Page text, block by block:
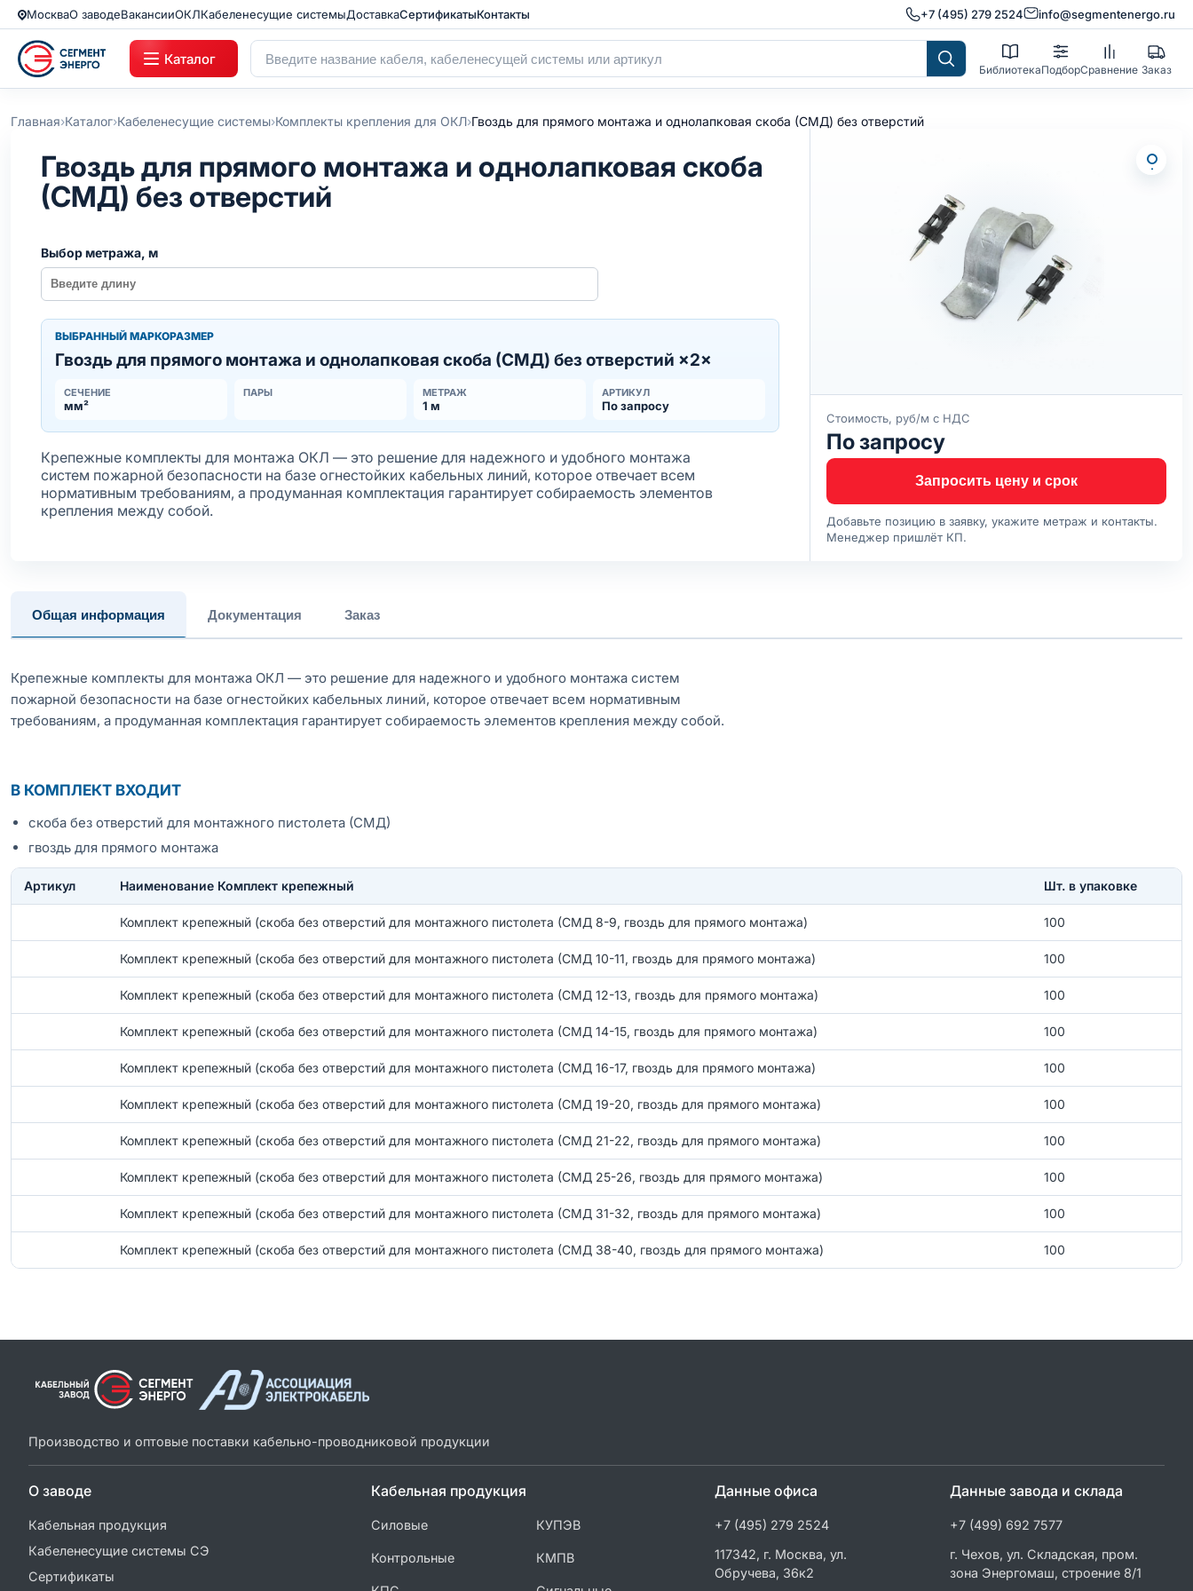
МоскваО заводеВакансииОКЛКабеленесущие системыДоставкаСертификатыКонтакты +7 (495) 279 2524 info@segmentenergo.ru
Каталог
БиблиотекаПодборСравнение Заказ
Главная›Каталог›Кабеленесущие системы›Комплекты крепления для ОКЛ›Гвоздь для прямого монтажа и однолапковая скоба (СМД) без отверстий
Гвоздь для прямого монтажа и однолапковая скоба
(СМД) без отверстий
Стоимость, руб/м с НДС
По запросу
Запросить цену и срок
Добавьте позицию в заявку, укажите метраж и контакты.
Менеджер пришлёт КП.
Выбор метража, м
ВЫБРАННЫЙ МАРКОРАЗМЕР
Гвоздь для прямого монтажа и однолапковая скоба (СМД) без отверстий ×2×
СЕЧЕНИЕ
мм²
ПАРЫ МЕТРАЖ
1 м
АРТИКУЛ
По запросу
Крепежные комплекты для монтажа ОКЛ — это решение для надежного и удобного монтажа
систем пожарной безопасности на базе огнестойких кабельных линий, которое отвечает всем
нормативным требованиям, а продуманная комплектация гарантирует собираемость элементов
крепления между собой.
Общая информация Документация Заказ
Крепежные комплекты для монтажа ОКЛ — это решение для надежного и удобного монтажа систем
пожарной безопасности на базе огнестойких кабельных линий, которое отвечает всем нормативным
требованиям, а продуманная комплектация гарантирует собираемость элементов крепления между собой.
В КОМПЛЕКТ ВХОДИТ
скоба без отверстий для монтажного пистолета (СМД)
гвоздь для прямого монтажа
Артикул Наименование Комплект крепежный Шт. в упаковке
Комплект крепежный (скоба без отверстий для монтажного пистолета (СМД 8-9, гвоздь для прямого монтажа) 100
Комплект крепежный (скоба без отверстий для монтажного пистолета (СМД 10-11, гвоздь для прямого монтажа) 100
Комплект крепежный (скоба без отверстий для монтажного пистолета (СМД 12-13, гвоздь для прямого монтажа) 100
Комплект крепежный (скоба без отверстий для монтажного пистолета (СМД 14-15, гвоздь для прямого монтажа) 100
Комплект крепежный (скоба без отверстий для монтажного пистолета (СМД 16-17, гвоздь для прямого монтажа) 100
Комплект крепежный (скоба без отверстий для монтажного пистолета (СМД 19-20, гвоздь для прямого монтажа) 100
Комплект крепежный (скоба без отверстий для монтажного пистолета (СМД 21-22, гвоздь для прямого монтажа) 100
Комплект крепежный (скоба без отверстий для монтажного пистолета (СМД 25-26, гвоздь для прямого монтажа) 100
Комплект крепежный (скоба без отверстий для монтажного пистолета (СМД 31-32, гвоздь для прямого монтажа) 100
Комплект крепежный (скоба без отверстий для монтажного пистолета (СМД 38-40, гвоздь для прямого монтажа) 100
Производство и оптовые поставки кабельно-проводниковой продукции
О заводе
Кабельная продукция
Кабеленесущие системы СЭ
Сертификаты
Кабельная продукция
Силовые КУПЭВ
Контрольные КМПВ
Данные офиса
+7 (495) 279 2524
117342, г. Москва, ул.
Обручева, 36к2
Данные завода и склада
+7 (499) 692 7577
г. Чехов, ул. Складская, пром.
зона Энергомаш, строение 8/1